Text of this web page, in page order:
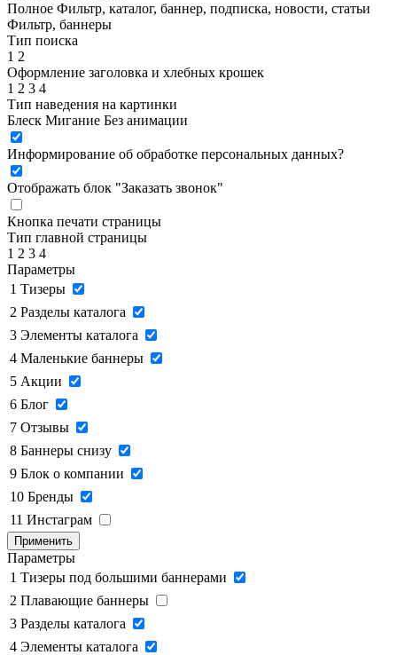
Полное Фильтр, каталог, баннер, подписка, новости, статьи
Фильтр, баннеры
Тип поиска
1 2
Оформление заголовка и хлебных крошек
1 2 3 4
Тип наведения на картинки
Блеск Мигание Без анимации
Информирование об обработке персональных данных?
Отображать блок "Заказать звонок"
Кнопка печати страницы
Тип главной страницы
1 2 3 4
Параметры
1 Тизеры
2 Разделы каталога
3 Элементы каталога
4 Маленькие баннеры
5 Акции
6 Блог
7 Отзывы
8 Баннеры снизу
9 Блок о компании
10 Бренды
11 Инстаграм
Применить
Параметры
1 Тизеры под большими баннерами
2 Плавающие баннеры
3 Разделы каталога
4 Элементы каталога